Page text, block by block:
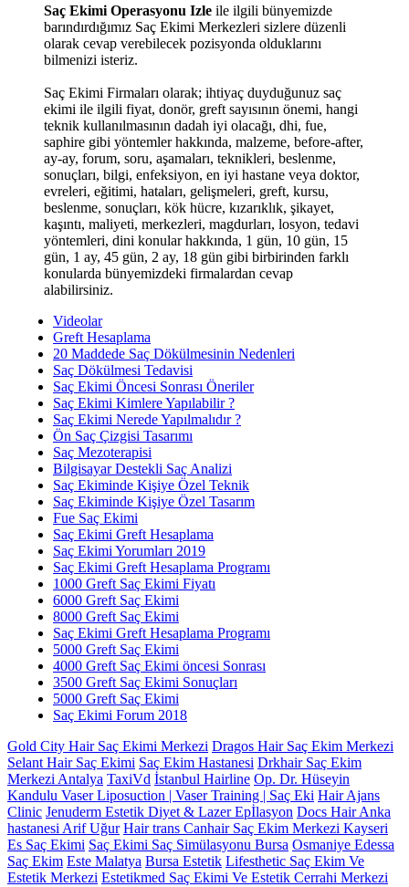
Saç Ekimi Operasyonu Izle ile ilgili bünyemizde
barındırdığımız Saç Ekimi Merkezleri sizlere düzenli
olarak cevap verebilecek pozisyonda olduklarını
bilmenizi isteriz.
Saç Ekimi Firmaları olarak; ihtiyaç duyduğunuz saç
ekimi ile ilgili fiyat, donör, greft sayısının önemi, hangi
teknik kullanılmasının dadah iyi olacağı, dhi, fue,
saphire gibi yöntemler hakkında, malzeme, before-after,
ay-ay, forum, soru, aşamaları, teknikleri, beslenme,
sonuçları, bilgi, enfeksiyon, en iyi hastane veya doktor,
evreleri, eğitimi, hataları, gelişmeleri, greft, kursu,
beslenme, sonuçları, kök hücre, kızarıklık, şikayet,
kaşıntı, maliyeti, merkezleri, magdurları, losyon, tedavi
yöntemleri, dini konular hakkında, 1 gün, 10 gün, 15
gün, 1 ay, 45 gün, 2 ay, 18 gün gibi birbirinden farklı
konularda bünyemizdeki firmalardan cevap
alabilirsiniz.
Videolar
Greft Hesaplama
20 Maddede Saç Dökülmesinin Nedenleri
Saç Dökülmesi Tedavisi
Saç Ekimi Öncesi Sonrası Öneriler
Saç Ekimi Kimlere Yapılabilir ?
Saç Ekimi Nerede Yapılmalıdır ?
Ön Saç Çizgisi Tasarımı
Saç Mezoterapisi
Bilgisayar Destekli Saç Analizi
Saç Ekiminde Kişiye Özel Teknik
Saç Ekiminde Kişiye Özel Tasarım
Fue Saç Ekimi
Saç Ekimi Greft Hesaplama
Saç Ekimi Yorumları 2019
Saç Ekimi Greft Hesaplama Programı
1000 Greft Saç Ekimi Fiyatı
6000 Greft Saç Ekimi
8000 Greft Saç Ekimi
Saç Ekimi Greft Hesaplama Programı
5000 Greft Saç Ekimi
4000 Greft Saç Ekimi öncesi Sonrası
3500 Greft Saç Ekimi Sonuçları
5000 Greft Saç Ekimi
Saç Ekimi Forum 2018
Gold City Hair Saç Ekimi Merkezi Dragos Hair Saç Ekim Merkezi
Selant Hair Saç Ekimi Saç Ekim Hastanesi Drkhair Saç Ekim
Merkezi Antalya TaxiVd İstanbul Hairline Op. Dr. Hüseyin
Kandulu Vaser Liposuction | Vaser Training | Saç Eki Hair Ajans
Clinic Jenuderm Estetik Diyet & Lazer Epİlasyon Docs Hair Anka
hastanesi Arif Uğur Hair trans Canhair Saç Ekim Merkezi Kayseri
Es Saç Ekimi Saç Ekimi Saç Simülasyonu Bursa Osmaniye Edessa
Saç Ekim Este Malatya Bursa Estetik Lifesthetic Saç Ekim Ve
Estetik Merkezi Estetikmed Saç Ekimi Ve Estetik Cerrahi Merkezi